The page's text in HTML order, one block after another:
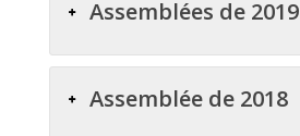
Assemblées de 2019
Assemblée de 2018